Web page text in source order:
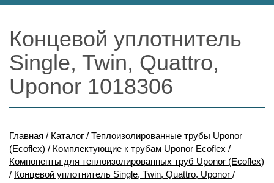
Концевой уплотнитель
Single, Twin, Quattro,
Uponor 1018306
Главная / Каталог / Теплоизолированные трубы Uponor
(Ecoflex) / Комплектующие к трубам Uponor Ecoflex /
Компоненты для теплоизолированных труб Uponor (Ecoflex)
/ Концевой уплотнитель Single, Twin, Quattro, Uponor /